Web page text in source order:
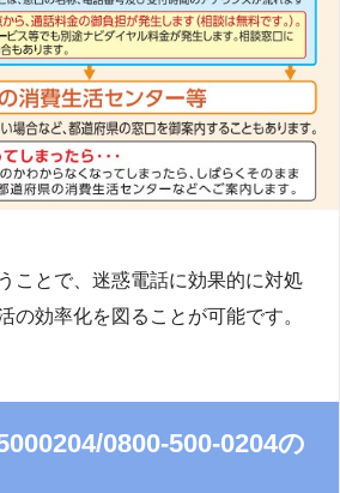
ことで、迷惑電話に効果的に対処
の効率化を図ることが可能です。
0800-500-0204の